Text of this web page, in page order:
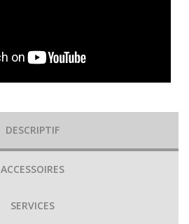
DESCRIPTIF
ACCESSOIRES
SERVICES